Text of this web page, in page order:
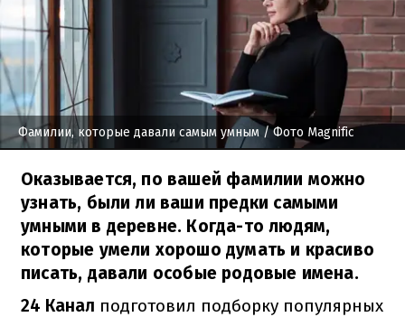
Фамилии, которые давали самым умным / Фото Magnific
Оказывается, по вашей фамилии можно
узнать, были ли ваши предки самыми
умными в деревне. Когда-то людям,
которые умели хорошо думать и красиво
писать, давали особые родовые имена.
24 Канал подготовил подборку популярных